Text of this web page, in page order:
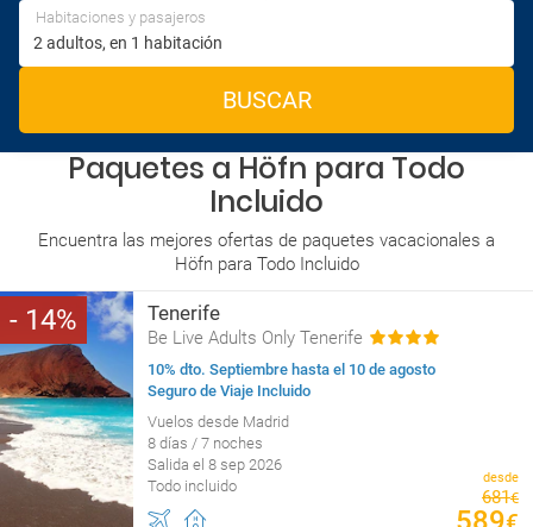
Habitaciones y pasajeros
BUSCAR
Paquetes a Höfn para Todo
Incluido
Encuentra las mejores ofertas de paquetes vacacionales a
Höfn para Todo Incluido
14 Tenerife
Be Live Adults Only Tenerife
10% dto. Septiembre hasta el 10 de agosto
Seguro de Viaje Incluido
Vuelos desde Madrid
8 días / 7 noches
Salida el 8 sep 2026
Todo incluido
desde
681€